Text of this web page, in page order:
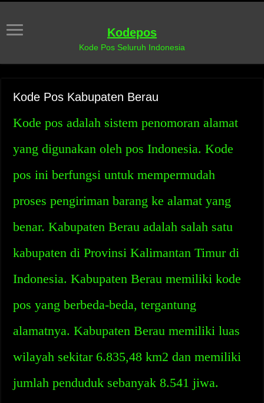
Kodepos
Kode Pos Seluruh Indonesia
Kode Pos Kabupaten Berau
Kode pos adalah sistem penomoran alamat
yang digunakan oleh pos Indonesia. Kode
pos ini berfungsi untuk mempermudah
proses pengiriman barang ke alamat yang
benar. Kabupaten Berau adalah salah satu
kabupaten di Provinsi Kalimantan Timur di
Indonesia. Kabupaten Berau memiliki kode
pos yang berbeda-beda, tergantung
alamatnya. Kabupaten Berau memiliki luas
wilayah sekitar 6.835,48 km2 dan memiliki
jumlah penduduk sebanyak 8.541 jiwa.